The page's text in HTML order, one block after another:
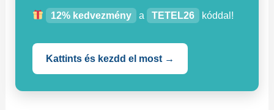
12% kedvezmény a TETEL26 kóddal!
Kattints és kezdd el most →